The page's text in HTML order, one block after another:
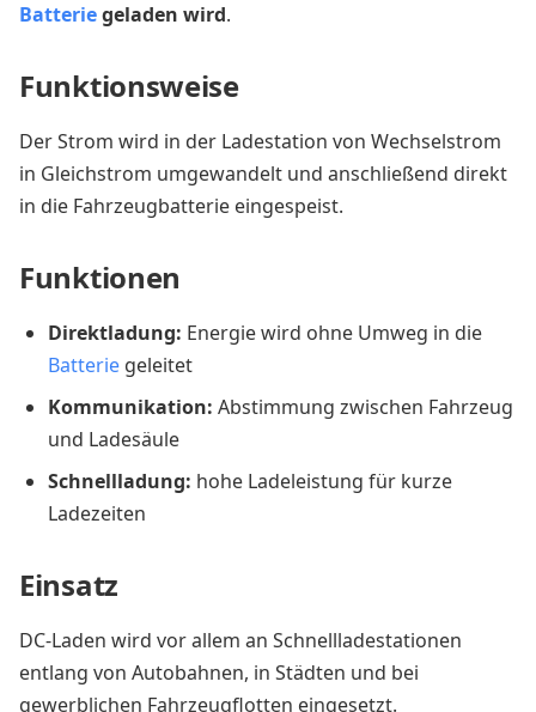
Batteriegeladen wird.
Funktionsweise
Der Strom wird in der Ladestation von Wechselstrom
in Gleichstrom umgewandelt und anschließend direkt
in die Fahrzeugbatterie eingespeist.
Funktionen
Direktladung: Energie wird ohne Umweg in die
Batterie geleitet
Kommunikation: Abstimmung zwischen Fahrzeug
und Ladesäule
Schnellladung: hohe Ladeleistung für kurze
Ladezeiten
Einsatz
DC-Laden wird vor allem an Schnellladestationen
entlang von Autobahnen, in Städten und bei
gewerblichen Fahrzeugflotten eingesetzt.